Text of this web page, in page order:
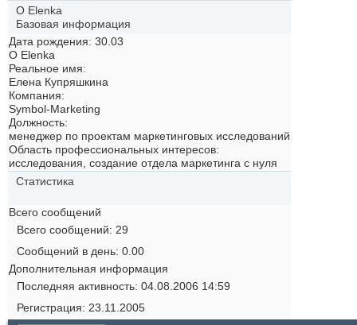
О Elenka
Базовая информация
Дата рождения 30.03
О Elenka
Реальное имя:
Елена Купряшкина
Компания:
Symbol-Marketing
Должность:
менеджер по проектам маркетинговых исследований
Область профессиональных интересов:
исследования, создание отдела маркетинга с нуля
Статистика
Всего сообщений
Всего сообщений
29
Сообщений в день 0.00
Дополнительная информация
Последняя активность 04.08.2006 14:59
Регистрация
23.11.2005